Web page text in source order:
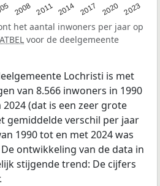
2008 2011 2014 2017 2020 2023
het aantal inwoners per jaar op
voor de deelgemeente
Lochristi is met
van 8.566 inwoners in 1990
(dat is een zeer grote
gemiddelde verschil per jaar
1990 tot en met 2024 was
ontwikkeling van de data in
stijgende trend: De cijfers